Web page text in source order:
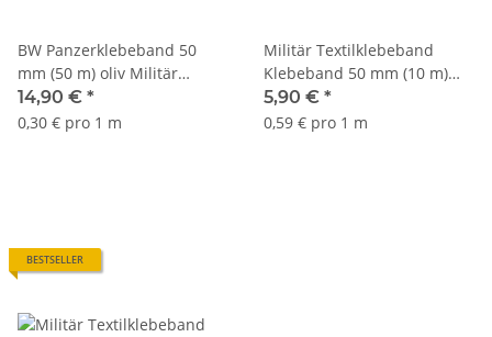
BW Panzerklebeband 50
mm (50 m) oliv Militär
Klebeband Mil-Tec
15935050
14,90 € *
0,30 € pro 1 m
Militär Textilklebeband
Klebeband 50 mm (10 m)
oliv Mil-Tec 15934001
5,90 € *
0,59 € pro 1 m
BESTSELLER